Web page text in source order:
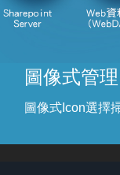
圖像式管理
圖像式Icon選擇